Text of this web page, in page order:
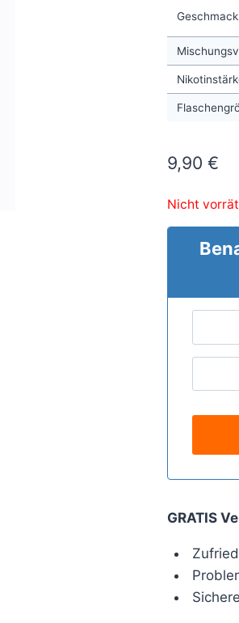
9,90 €
Nicht
GRATIS